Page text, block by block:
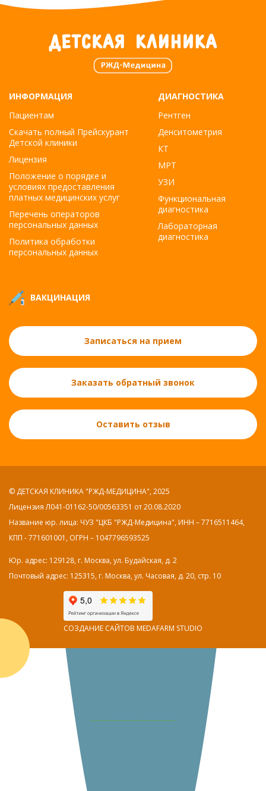
ИНФОРМАЦИЯ
Пациентам
Скачать полный Прейскурант
Детской клиники
Лицензия
Положение о порядке и
условиях предоставления
платных медицинских услуг
Перечень операторов
персональных данных
Политика обработки
персональных данных
ВАКЦИНАЦИЯ
ДИАГНОСТИКА
Рентген
Денситометрия
КТ
МРТ
УЗИ
Функциональная
диагностика
Лабораторная
диагностика
Записаться на прием
Заказать обратный звонок
Оставить отзыв
© ДЕТСКАЯ КЛИНИКА "РЖД-МЕДИЦИНА", 2025
Лицензия Л041-01162-50/00563351 от 20.08.2020
Название юр. лица: ЧУЗ "ЦКБ "РЖД-Медицина", ИНН – 7716511464,
КПП - 771601001, ОГРН – 1047796593525
Юр. адрес: 129128, г. Москва, ул. Будайская, д. 2
Почтовый адрес: 125315, г. Москва, ул. Часовая, д. 20, стр. 10
СОЗДАНИЕ САЙТОВ MEDAFARM STUDIO